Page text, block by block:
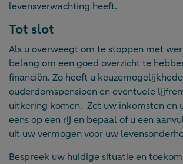
levensverwachting heeft.
Tot slot
Als u overweegt om te stoppen met
belang om een goed overzicht te
financiën. Zo heeft u
ouderdomspensioen en eventuele
uitkering komen. Zet uw inkomsten en
eens op een rij en bepaal of u een
uit uw vermogen voor uw
Bespreek uw huidige situatie en